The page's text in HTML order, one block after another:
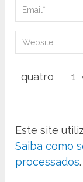
quatro − 1
Este site
Saiba como
processados.